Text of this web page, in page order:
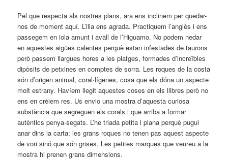
Pel que respecta als nostres plans, ara ens inclinem per quedar-
nos de moment aquí. L’illa ens agrada. Practiquem l’anglès i ens
passegem en iola amunt i avall de l’Higuamo. No podem nedar
en aquestes aigües calentes perquè estan infestades de taurons
però passem llargues hores a les platges, formades d’increïbles
dipòsits de petxines en comptes de sorra. Les roques de la costa
són d’origen animal, coral·lígenes, cosa que els dóna un aspecte
molt estrany. Havíem llegit aquestes coses en els llibres però no
ens en crèiem res. Us envio una mostra d’aquesta curiosa
substància que segreguen els corals i que arriba a formar
autèntics penya-segats. L’he triada petita i plana perquè pugui
anar dins la carta; les grans roques no tenen pas aquest aspecte
de vori sinó que són grises. Les petites marques que veureu a la
mostra hi prenen grans dimensions.